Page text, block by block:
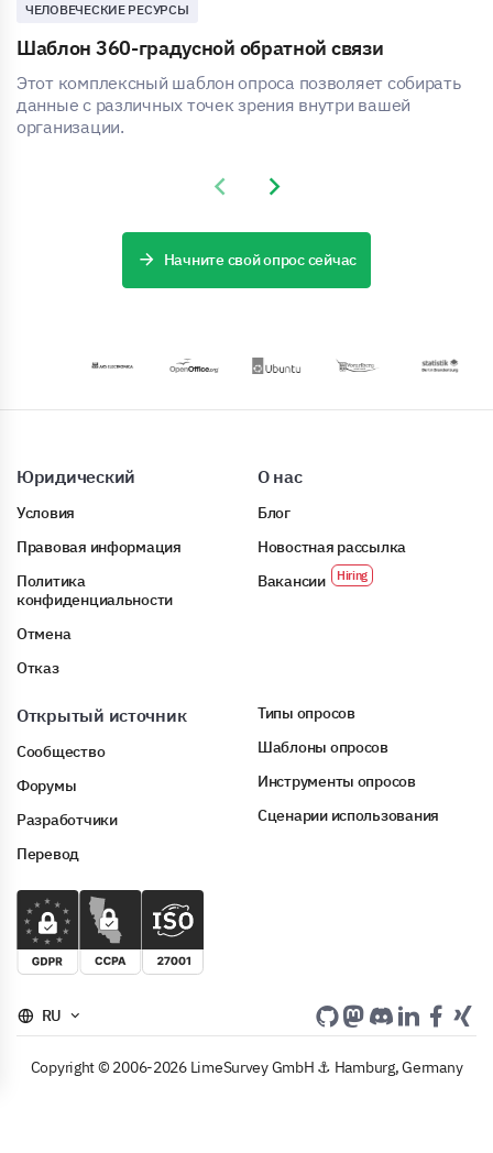
ЧЕЛОВЕЧЕСКИЕ РЕСУРСЫ
Шаблон 360-градусной обратной связи
Этот комплексный шаблон опроса позволяет собирать
данные с различных точек зрения внутри вашей
организации.
Previous slide
Next slide
Начните свой опрос сейчас
Юридический
Условия
Правовая информация
Политика
конфиденциальности
Отмена
Отказ
О нас
Блог
Новостная рассылка
Вакансии
Открытый источник
Сообщество
Форумы
Разработчики
Перевод
Типы опросов
Шаблоны опросов
Инструменты опросов
Сценарии использования
RU
Copyright © 2006-2026 LimeSurvey GmbH ⚓ Hamburg, Germany